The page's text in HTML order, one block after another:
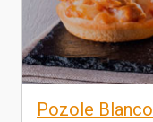
Pozole Blanco